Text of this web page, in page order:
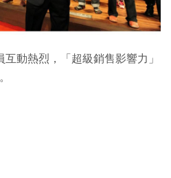
動熱烈，「超級銷售影響力」